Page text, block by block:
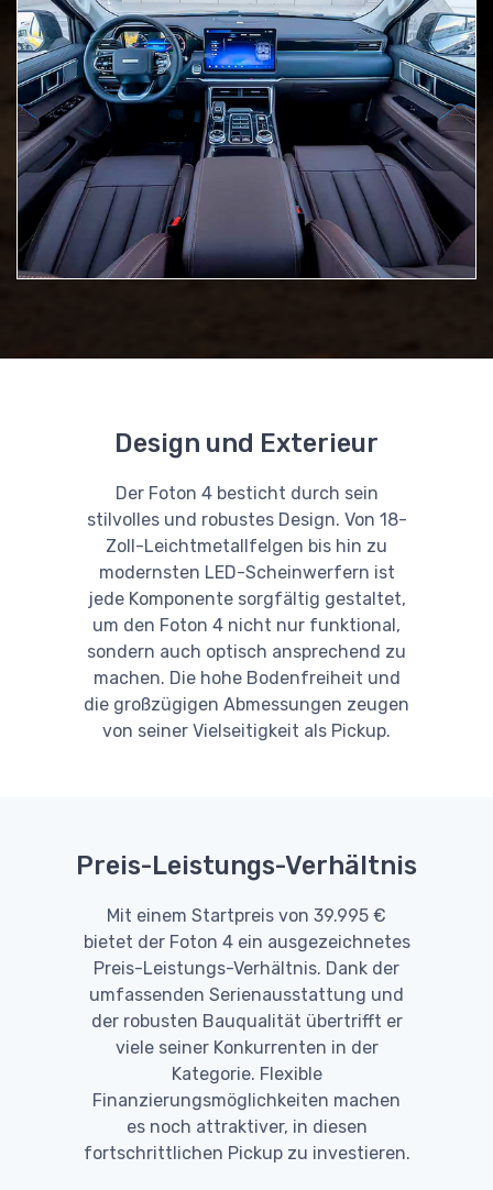
Design und Exterieur
Der Foton 4 besticht durch sein
stilvolles und robustes Design. Von 18-
Zoll-Leichtmetallfelgen bis hin zu
modernsten LED-Scheinwerfern ist
jede Komponente sorgfältig gestaltet,
um den Foton 4 nicht nur funktional,
sondern auch optisch ansprechend zu
machen. Die hohe Bodenfreiheit und
die großzügigen Abmessungen zeugen
von seiner Vielseitigkeit als Pickup.
Preis-Leistungs-Verhältnis
Mit einem Startpreis von 39.995 €
bietet der Foton 4 ein ausgezeichnetes
Preis-Leistungs-Verhältnis. Dank der
umfassenden Serienausstattung und
der robusten Bauqualität übertrifft er
viele seiner Konkurrenten in der
Kategorie. Flexible
Finanzierungsmöglichkeiten machen
es noch attraktiver, in diesen
fortschrittlichen Pickup zu investieren.